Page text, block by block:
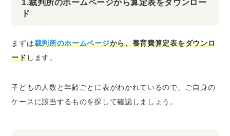
1.裁判所のホームページから算定表をダウンロー
ド
まずは裁判所のホームページから、養育費算定表をダウンロ
ードします。
子どもの人数と年齢ごとに表がわかれているので、ご自身の
ケースに該当するものを探して確認しましょう。